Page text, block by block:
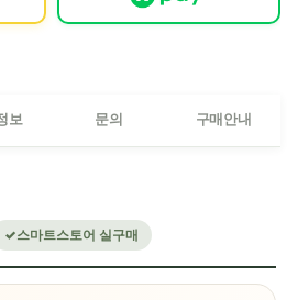
보 문의 구매안내
스마트스토어 실구매